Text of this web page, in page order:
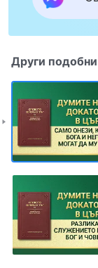
Други подобни